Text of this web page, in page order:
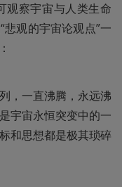
观察宇宙与人类生命
观的宇宙论观点”一
，一直沸腾，永远沸
宇宙永恒突变中的一
和思想都是极其琐碎